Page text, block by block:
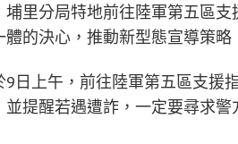
里分局特地前往陸軍第五區
的決心，推動新型態宣導策略
日上午，前往陸軍第五區支援
提醒若遇遭詐，一定要尋求